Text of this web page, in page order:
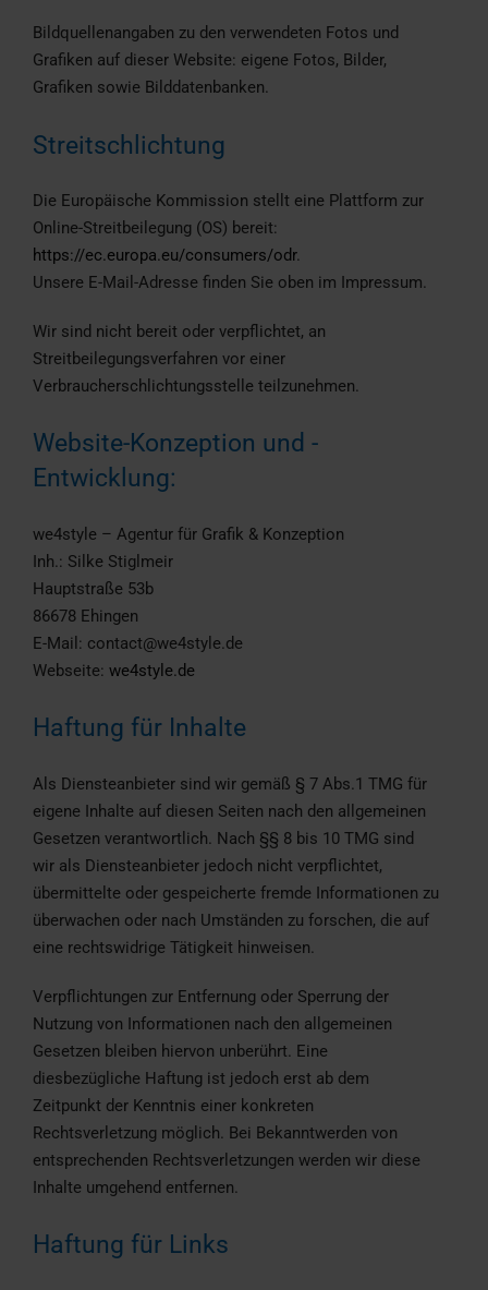
Bildquellenangaben zu den verwendeten Fotos und
Grafiken auf dieser Website: eigene Fotos, Bilder,
Grafiken sowie Bilddatenbanken.
Streitschlichtung
Die Europäische Kommission stellt eine Plattform zur
Online-Streitbeilegung (OS) bereit:
https://ec.europa.eu/consumers/odr.
Unsere E-Mail-Adresse finden Sie oben im Impressum.
Wir sind nicht bereit oder verpflichtet, an
Streitbeilegungsverfahren vor einer
Verbraucherschlichtungsstelle teilzunehmen.
Website-Konzeption und -
Entwicklung:
we4style – Agentur für Grafik & Konzeption
Inh.: Silke Stiglmeir
Hauptstraße 53b
86678 Ehingen
E-Mail: contact@we4style.de
Webseite: we4style.de
Haftung für Inhalte
Als Diensteanbieter sind wir gemäß § 7 Abs.1 TMG für
eigene Inhalte auf diesen Seiten nach den allgemeinen
Gesetzen verantwortlich. Nach §§ 8 bis 10 TMG sind
wir als Diensteanbieter jedoch nicht verpflichtet,
übermittelte oder gespeicherte fremde Informationen zu
überwachen oder nach Umständen zu forschen, die auf
eine rechtswidrige Tätigkeit hinweisen.
Verpflichtungen zur Entfernung oder Sperrung der
Nutzung von Informationen nach den allgemeinen
Gesetzen bleiben hiervon unberührt. Eine
diesbezügliche Haftung ist jedoch erst ab dem
Zeitpunkt der Kenntnis einer konkreten
Rechtsverletzung möglich. Bei Bekanntwerden von
entsprechenden Rechtsverletzungen werden wir diese
Inhalte umgehend entfernen.
Haftung für Links